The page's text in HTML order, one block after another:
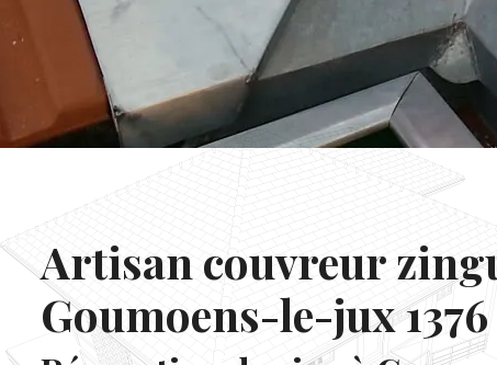
Artisan couvreur
Goumoens-le-jux 1376